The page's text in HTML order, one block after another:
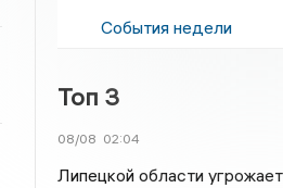
События недели
Топ 3
08/08 02:04
Липецкой области